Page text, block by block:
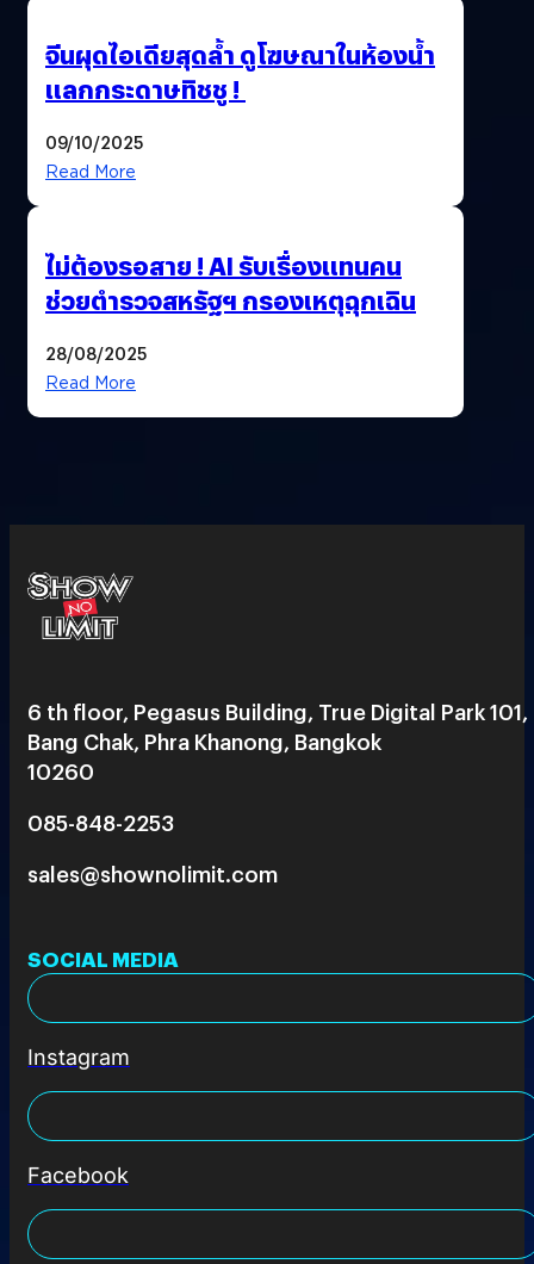
จีนผุดไอเดียสุดล้ำ ดูโฆษณาในห้องน้ำ
แลกกระดาษทิชชู !
09/10/2025
Read More
ไม่ต้องรอสาย ! AI รับเรื่องแทนคน
ช่วยตำรวจสหรัฐฯ กรองเหตุฉุกเฉิน
28/08/2025
Read More
6 th floor, Pegasus Building, True Digital Park 101,
Bang Chak, Phra Khanong, Bangkok
10260
085-848-2253
sales@shownolimit.com
SOCIAL MEDIA
Instagram
Facebook